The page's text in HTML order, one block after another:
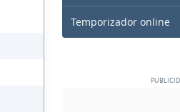
Temporizador online